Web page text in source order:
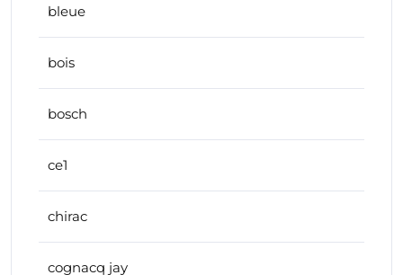
bleue
bois
bosch
ce1
chirac
cognacq jay